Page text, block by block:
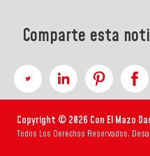
Comparte esta
Copyright © 2026 Con El Mazo
Todos Los Derechos Reservados.